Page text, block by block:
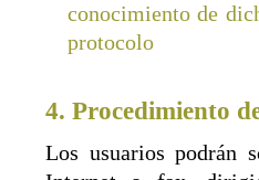
conocimiento de
protocolo
4. Procedimiento
Los usuarios podrán